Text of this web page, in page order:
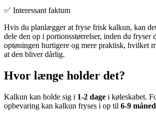
✅ Interessant faktum
Hvis du planlægger at fryse frisk kalkun, kan
dele den op i portionsstørrelser, inden du fryser
optøningen hurtigere og mere praktisk, hvilket
at den bliver dårlig.
Hvor længe holder det?
Kalkun kan holde sig i 1-2 dage i køleskabet.
opbevaring kan kalkun fryses i op til 6-9